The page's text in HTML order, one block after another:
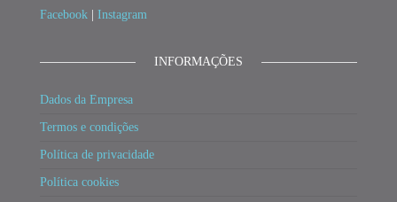
Facebook Instagram
INFORMAÇÕES
Dados da Empresa
Termos e condições
Política de privacidade
Política cookies